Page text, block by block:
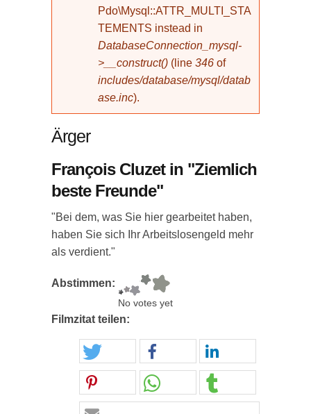
Pdo\Mysql::ATTR_MULTI_STA
TEMENTS instead in
DatabaseConnection_mysql-
>__construct() (line 346 of
includes/database/mysql/datab
ase.inc).
Ärger
François Cluzet in "Ziemlich
beste Freunde"
"Bei dem, was Sie hier gearbeitet haben,
haben Sie sich Ihr Arbeitslosengeld mehr
als verdient."
Abstimmen:
No votes yet
Filmzitat teilen: